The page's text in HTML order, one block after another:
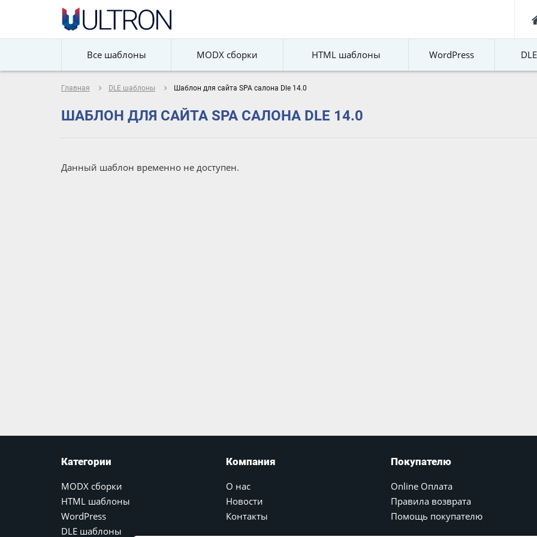
Все шаблоны MODX сборки HTML шаблоны WordPress
Главная navigate_next DLE шаблоны navigate_next Шаблон для сайта SPA салона Dle 14.0
ШАБЛОН ДЛЯ САЙТА SPA САЛОНА DLE 14.0
Данный шаблон временно не доступен.
Категории
MODX сборки
HTML шаблоны
WordPress
DLE шаблоны
Компания
О нас
Новости
Контакты
Покупателю
Online Оплата
Правила возврата
Помощь покупателю